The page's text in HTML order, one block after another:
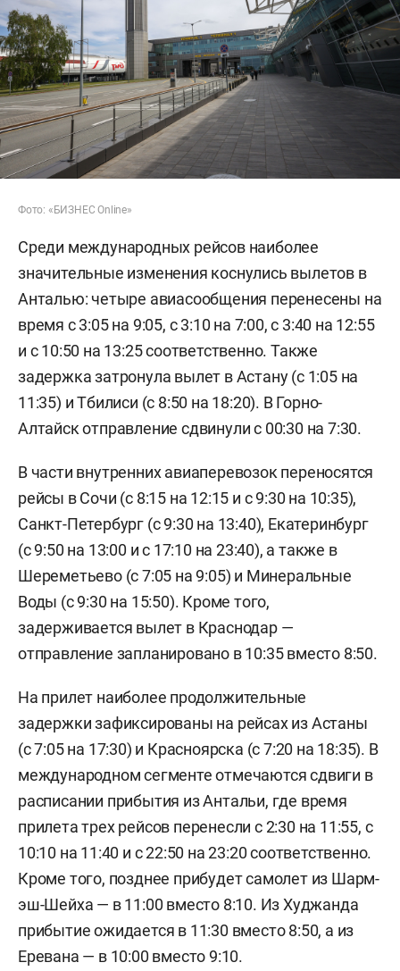
Фото: «БИЗНЕС Online»
Среди международных рейсов наиболее
значительные изменения коснулись вылетов в
Анталью: четыре авиасообщения перенесены на
время с 3:05 на 9:05, с 3:10 на 7:00, с 3:40 на 12:55
и с 10:50 на 13:25 соответственно. Также
задержка затронула вылет в Астану (с 1:05 на
11:35) и Тбилиси (с 8:50 на 18:20). В Горно-
Алтайск отправление сдвинули с 00:30 на 7:30.
В части внутренних авиаперевозок переносятся
рейсы в Сочи (с 8:15 на 12:15 и с 9:30 на 10:35),
Санкт-Петербург (с 9:30 на 13:40), Екатеринбург
(с 9:50 на 13:00 и с 17:10 на 23:40), а также в
Шереметьево (с 7:05 на 9:05) и Минеральные
Воды (с 9:30 на 15:50). Кроме того,
задерживается вылет в Краснодар —
отправление запланировано в 10:35 вместо 8:50.
На прилет наиболее продолжительные
задержки зафиксированы на рейсах из Астаны
(с 7:05 на 17:30) и Красноярска (с 7:20 на 18:35). В
международном сегменте отмечаются сдвиги в
расписании прибытия из Антальи, где время
прилета трех рейсов перенесли с 2:30 на 11:55, с
10:10 на 11:40 и с 22:50 на 23:20 соответственно.
Кроме того, позднее прибудет самолет из Шарм-
эш-Шейха — в 11:00 вместо 8:10. Из Худжанда
прибытие ожидается в 11:30 вместо 8:50, а из
Еревана — в 10:00 вместо 9:10.